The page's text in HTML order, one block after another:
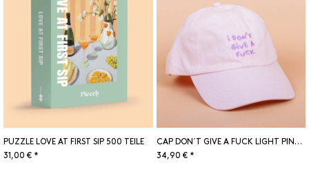
PUZZLE LOVE AT FIRST SIP 500 TEILE
31,00 € *
CAP DON´T GIVE A FUCK LIGHT PINK/LILAC
34,90 € *